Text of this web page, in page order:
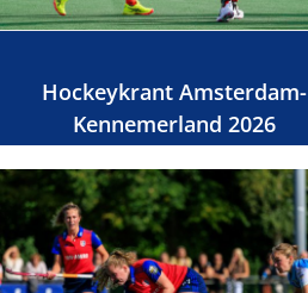
Hockeykrant Amsterdam-
Kennemerland 2026